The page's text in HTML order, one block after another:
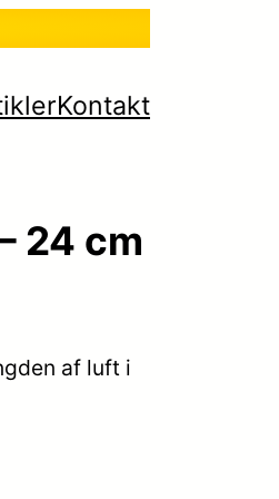
Kontakt
24 cm
af luft i